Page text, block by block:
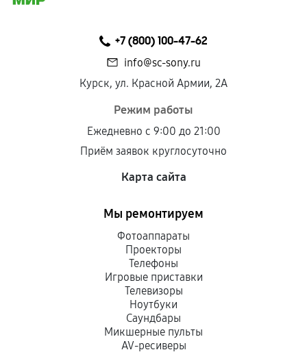
+7 (800) 100-47-62
info@sc-sony.ru
Курск, ул. Красной Армии, 2А
Режим работы
Ежедневно с 9:00 до 21:00
Приём заявок круглосуточно
Карта сайта
Мы ремонтируем
Фотоаппараты
Проекторы
Телефоны
Игровые приставки
Телевизоры
Ноутбуки
Саундбары
Микшерные пульты
AV-ресиверы